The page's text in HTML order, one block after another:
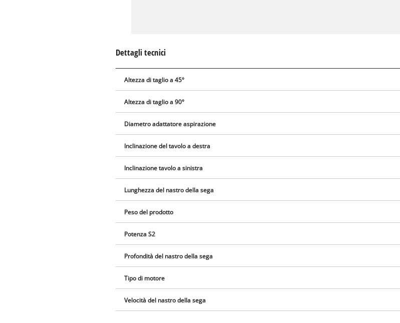
per caricare il servizio Google Maps !
Dettagli tecnici
Altezza di taglio a 45°
Altezza di taglio a 90°
Diametro adattatore aspirazione
Inclinazione del tavolo a destra
Inclinazione tavolo a sinistra
Lunghezza del nastro della sega
Peso del prodotto
Potenza S2
Profondità del nastro della sega
Tipo di motore
Velocità del nastro della sega